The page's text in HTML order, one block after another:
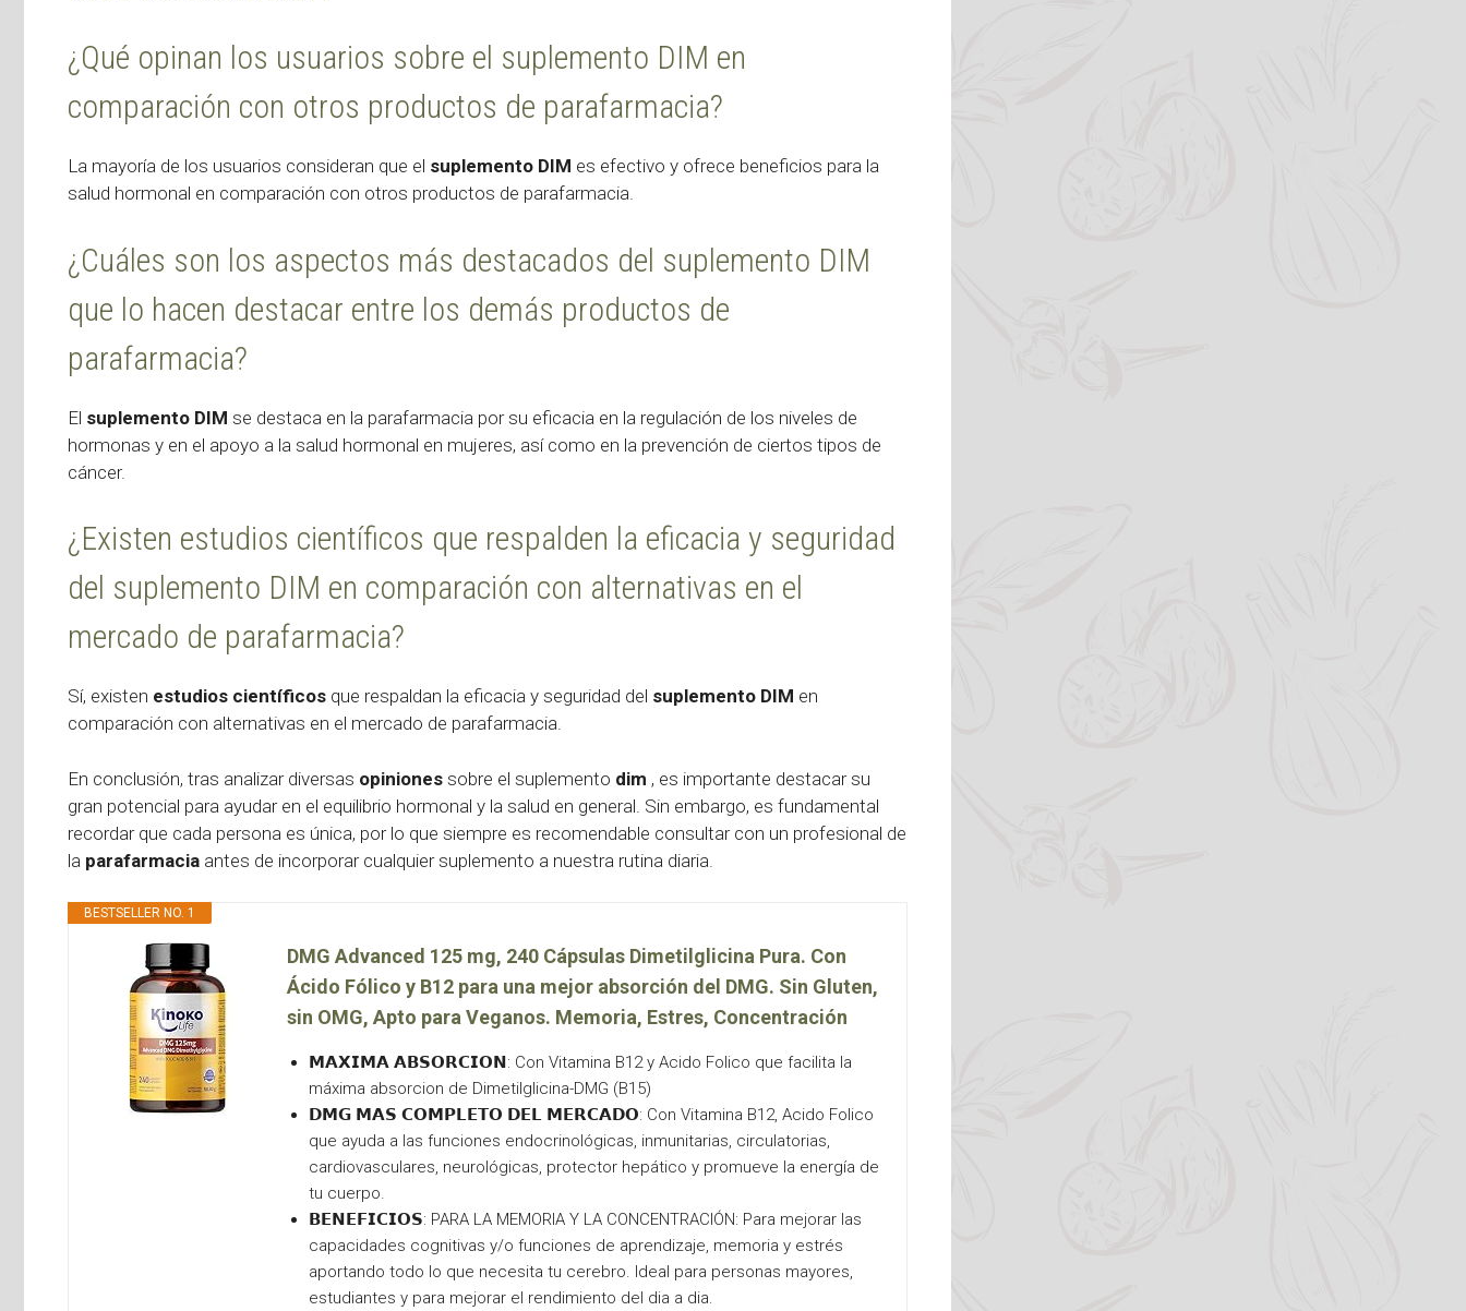
¿Qué opinan los usuarios sobre el suplemento DIM en
comparación con otros productos de parafarmacia?
La mayoría de los usuarios consideran que el suplemento DIM es efectivo y ofrece beneficios para la
salud hormonal en comparación con otros productos de parafarmacia.
¿Cuáles son los aspectos más destacados del suplemento DIM
que lo hacen destacar entre los demás productos de
parafarmacia?
El suplemento DIM se destaca en la parafarmacia por su eficacia en la regulación de los niveles de
hormonas y en el apoyo a la salud hormonal en mujeres, así como en la prevención de ciertos tipos de
cáncer.
¿Existen estudios científicos que respalden la eficacia y seguridad
del suplemento DIM en comparación con alternativas en el
mercado de parafarmacia?
Sí, existen estudios científicos que respaldan la eficacia y seguridad del suplemento DIM en
comparación con alternativas en el mercado de parafarmacia.
En conclusión, tras analizar diversas opiniones sobre el suplemento dim , es importante destacar su
gran potencial para ayudar en el equilibrio hormonal y la salud en general. Sin embargo, es fundamental
recordar que cada persona es única, por lo que siempre es recomendable consultar con un profesional de
la parafarmacia antes de incorporar cualquier suplemento a nuestra rutina diaria.
BESTSELLER NO. 1
DMG Advanced 125 mg, 240 Cápsulas Dimetilglicina Pura. Con
Ácido Fólico y B12 para una mejor absorción del DMG. Sin Gluten,
sin OMG, Apto para Veganos. Memoria, Estres, Concentración
𝗠𝗔𝗫𝗜𝗠𝗔 𝗔𝗕𝗦𝗢𝗥𝗖𝗜𝗢𝗡: Con Vitamina B12 y Acido Folico que facilita la
máxima absorcion de Dimetilglicina-DMG (B15)
𝗗𝗠𝗚 𝗠𝗔𝗦 𝗖𝗢𝗠𝗣𝗟𝗘𝗧𝗢 𝗗𝗘𝗟 𝗠𝗘𝗥𝗖𝗔𝗗𝗢: Con Vitamina B12, Acido Folico
que ayuda a las funciones endocrinológicas, inmunitarias, circulatorias,
cardiovasculares, neurológicas, protector hepático y promueve la energía de
tu cuerpo.
𝗕𝗘𝗡𝗘𝗙𝗜𝗖𝗜𝗢𝗦: PARA LA MEMORIA Y LA CONCENTRACIÓN: Para mejorar las
capacidades cognitivas y/o funciones de aprendizaje, memoria y estrés
aportando todo lo que necesita tu cerebro. Ideal para personas mayores,
estudiantes y para mejorar el rendimiento del dia a dia.